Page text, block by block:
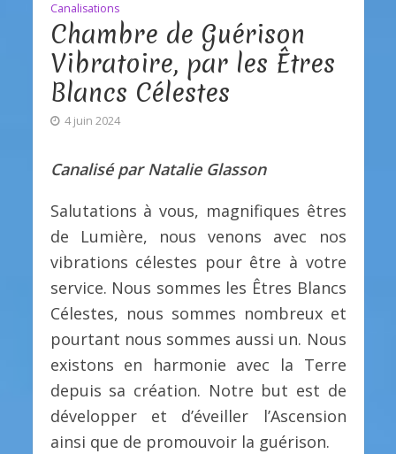
Canalisations
Chambre de Guérison
Vibratoire, par les Êtres
Blancs Célestes
4 juin 2024
Canalisé par Natalie Glasson
Salutations à vous, magnifiques êtres
de Lumière, nous venons avec nos
vibrations célestes pour être à votre
service. Nous sommes les Êtres Blancs
Célestes, nous sommes nombreux et
pourtant nous sommes aussi un. Nous
existons en harmonie avec la Terre
depuis sa création. Notre but est de
développer et d’éveiller l’Ascension
ainsi que de promouvoir la guérison.